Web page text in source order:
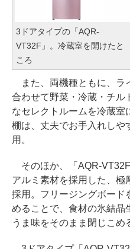
3ドアタイプの「AQR-
VT32F」。冷蔵室を開けたと
ころ
また、両機種ともに、ラ
合わせて野菜・冷蔵・チル
なセレクトルームを冷蔵室
棚は、丈夫でお手入れしや
用。
そのほか、「AQR-
アルミ素材を採用した、極
採用。フリージングボード
めることで、食材の氷結晶
うま味をそのまま閉じこめ